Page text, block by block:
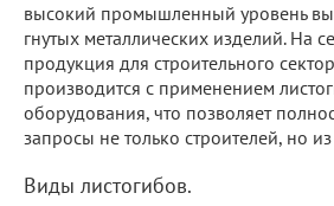
высокий промышленный уровень
гнутых металлических изделий. На
продукция для строительного
производится с применением
оборудования, что позволяет
запросы не только строителей, но
Виды листогибов.